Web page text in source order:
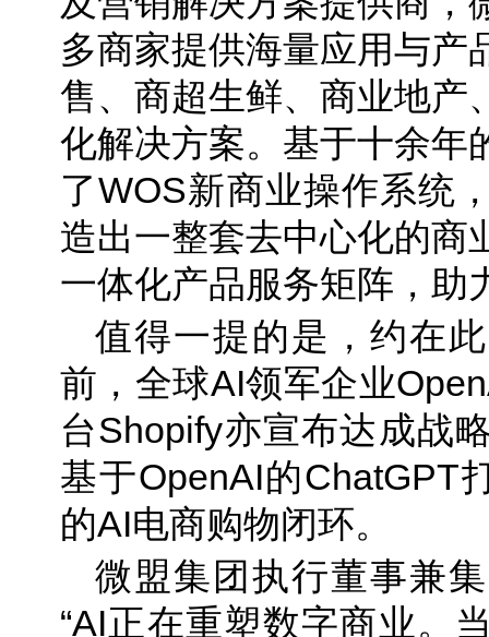
多商家提供海量应用与产
售、商超生鲜、商业地产
化解决方案。基于十余年
了WOS新商业操作系统
造出一整套去中心化的商
一体化产品服务矩阵，助
值得一提的是，约在
前，全球AI领军企业
台Shopify亦宣布达成战
基于OpenAI的ChatGPT
的AI电商购物闭环。
微盟集团执行董事兼
“AI正在重塑数字商业。